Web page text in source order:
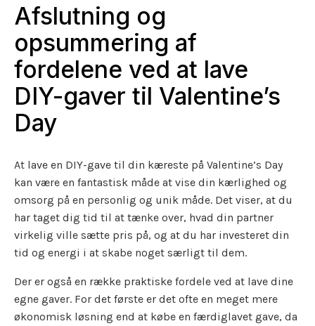
Afslutning og
opsummering af
fordelene ved at lave
DIY-gaver til Valentine’s
Day
At lave en DIY-gave til din kæreste på Valentine’s Day
kan være en fantastisk måde at vise din kærlighed og
omsorg på en personlig og unik måde. Det viser, at du
har taget dig tid til at tænke over, hvad din partner
virkelig ville sætte pris på, og at du har investeret din
tid og energi i at skabe noget særligt til dem.
Der er også en række praktiske fordele ved at lave dine
egne gaver. For det første er det ofte en meget mere
økonomisk løsning end at købe en færdiglavet gave, da